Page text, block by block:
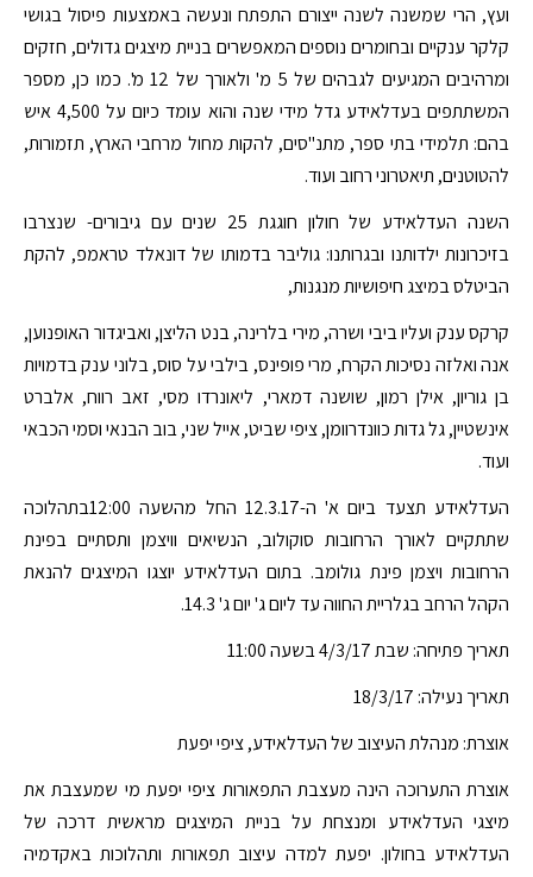
ועץ, הרי שמשנה לשנה ייצורם התפתח ונעשה באמצעות פיסול בגושי
קלקר ענקיים ובחומרים נוספים המאפשרים בניית מיצגים גדולים, חזקים
ומרהיבים המגיעים לגבהים של 5 מ' ולאורך של 12 מ'. כמו כן, מספר
המשתתפים בעדלאידע גדל מידי שנה והוא עומד כיום על 4,500 איש
בהם: תלמידי בתי ספר, מתנ"סים, להקות מחול מרחבי הארץ, תזמורות,
להטוטנים, תיאטרוני רחוב ועוד.
השנה העדלאידע של חולון חוגגת 25 שנים עם גיבורים- שנצרבו
בזיכרונות ילדותנו ובגרותנו: גוליבר בדמותו של דונאלד טראמפ, להקת
הביטלס במיצג חיפושיות מנגנות,
קרקס ענק ועליו ביבי ושרה, מירי בלרינה, בנט הליצן, ואביגדור האופנוען,
אנה ואלזה נסיכות הקרח, מרי פופינס, בילבי על סוס, בלוני ענק בדמויות
בן גוריון, אילן רמון, שושנה דמארי, ליאונרדו מסי, זאב רווח, אלברט
אינשטיין, גל גדות כוונדרוומן, ציפי שביט, אייל שני, בוב הבנאי וסמי הכבאי
ועוד.
העדלאידע תצעד ביום א' ה-12.3.17 החל מהשעה 12:00בתהלוכה
שתתקיים לאורך הרחובות סוקולוב, הנשיאים וויצמן ותסתיים בפינת
הרחובות ויצמן פינת גולומב. בתום העדלאידע יוצגו המיצגים להנאת
הקהל הרחב בגלריית החווה עד ליום ג' יום ג' 14.3.
תאריך פתיחה: שבת 4/3/17 בשעה 11:00
תאריך נעילה: 18/3/17
אוצרת: מנהלת העיצוב של העדלאידע, ציפי יפעת
אוצרת התערוכה הינה מעצבת התפאורות ציפי יפעת מי שמעצבת את
מיצגי העדלאידע ומנצחת על בניית המיצגים מראשית דרכה של
העדלאידע בחולון. יפעת למדה עיצוב תפאורות ותהלוכות באקדמיה